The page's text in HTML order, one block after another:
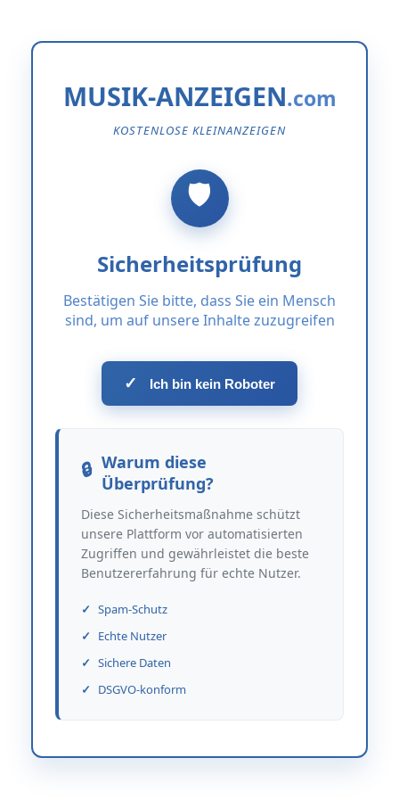
MUSIK-ANZEIGEN
KOSTENLOSE KLEINANZEIGEN
Sicherheitsprüfung
Bestätigen Sie bitte, dass Sie ein Mensch
sind, um auf unsere Inhalte zuzugreifen
✓ Ich bin kein Roboter
Warum diese
Überprüfung?
Diese Sicherheitsmaßnahme schützt
unsere Plattform vor automatisierten
Zugriffen und gewährleistet die beste
Benutzererfahrung für echte Nutzer.
Spam-Schutz
Echte Nutzer
Sichere Daten
DSGVO-konform